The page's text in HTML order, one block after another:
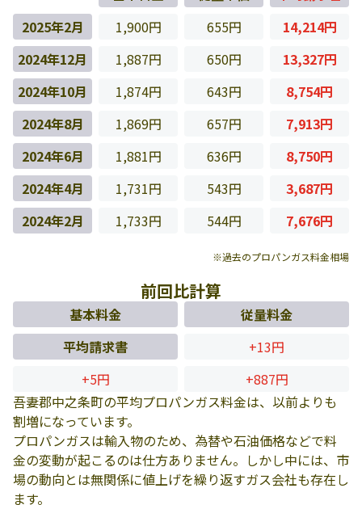
2025年2月
1,900円 655円
14,214円
2024年12月
1,887円 650円
13,327円
2024年10月
1,874円 643円
8,754円
2024年8月
1,869円 657円
7,913円
2024年6月
1,881円 636円
8,750円
2024年4月
1,731円 543円
3,687円
2024年2月
1,733円 544円 7,676円
※過去のプロパンガス料金相場
前回比計算
基本料金
従量料金
平均請求書
+13円
+5円
+887円
吾妻郡中之条町の平均プロパンガス料金は、以前よりも
割増になっています。
プロパンガスは輸入物のため、為替や石油価格などで料
金の変動が起こるのは仕方ありません。しかし中には、市
場の動向とは無関係に値上げを繰り返すガス会社も存在し
ます。